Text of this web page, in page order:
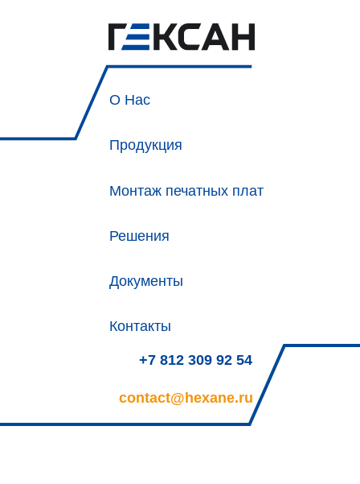
О Нас
Монтаж печатных плат
Продукция
Решения
Документы
Контакты
contact@hexane.ru
+7 812 309 92 54